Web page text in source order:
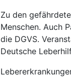
Zu den
Menschen. Auch
die DGVS.
Deutsche